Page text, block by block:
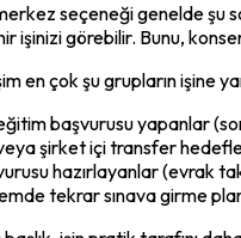
seçeneği genelde şu
işinizi görebilir. Bunu,
en çok şu grupların işine
eğitim başvurusu yapanlar
veya şirket içi transfer
hazırlayanlar (evrak
tekrar sınava girme